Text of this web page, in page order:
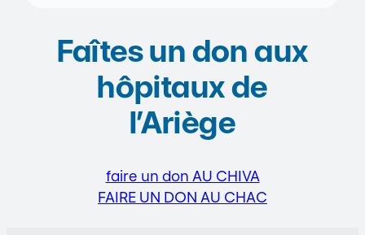
Faîtes un don aux
hôpitaux de
l’Ariège
faire un don AU CHIVA
FAIRE UN DON AU CHAC